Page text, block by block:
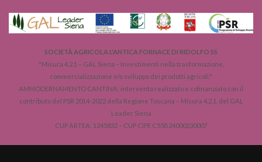
SOCIETÀ AGRICOLA L'ANTICA FORNACE DI RIDOLFO SS
"Misura 4.2.1 – GAL Siena – Investimenti nella trasformazione,
commercializzazione e/o sviluppo dei prodotti agricoli."
AMMODERNAMENTO CANTINA: intervento realizzato e cofinanziato con il
contributo del PSR 2014-2022 della Regione Toscana – Misura 4.2.1. del GAL
Leader Siena
CUP ARTEA: 1245832 – CUP CIPE C55B24000230007